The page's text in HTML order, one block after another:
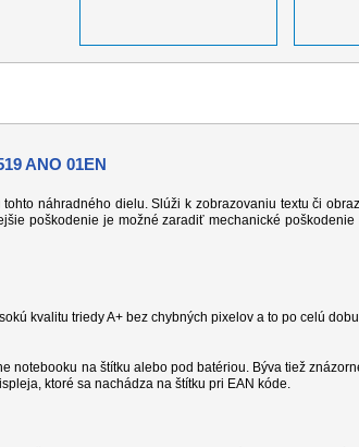
ANO 01EN
náhradného dielu. Slúži k zobrazovaniu textu či
poškodenie je možné zaradiť mechanické
kvalitu triedy A+ bez chybných pixelov a to po celú
na štítku alebo pod batériou. Býva tiež
ktoré sa nachádza na štítku pri EAN kóde.